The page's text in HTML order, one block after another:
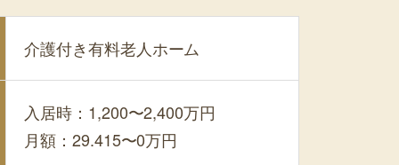
介護付き有料老人ホーム
入居時：1,200〜2,400万円
月額：29.415〜0万円